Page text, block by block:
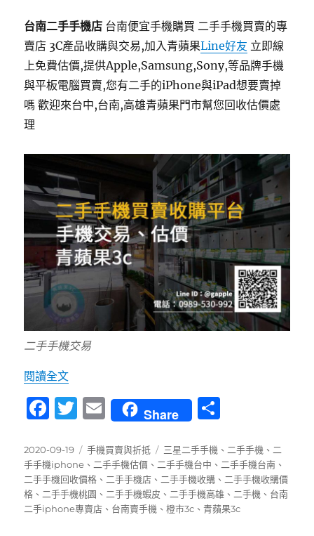
台南二手手機店 台南便宜手機購買 二手手機買賣的專
賣店 3C產品收購與交易,加入青蘋果Line好友 立即線
上免費估價,提供Apple,Samsung,Sony,等品牌手機
與平板電腦買賣,您有二手的iPhone與iPad想要賣掉
嗎 歡迎來台中,台南,高雄青蘋果門市幫您回收估價處
理
二手手機交易
閱讀全文〈台南哪裡有推薦賣手機的店?二手手機價格?收
F
c
e
b
o
T
it
te
r
E
m
ai
l
Share
發
佈
日
期:
2020-09-19
分
類
手機買賣與折抵
標
籤
三星二手手機 、 二手手機 、 二
手手機iphone 、 二手手機估價 、 二手手機台中 、 二手手機台南 、
二手手機回收價格 、 二手手機店 、 二手手機收購 、 二手手機收購價
格 、 二手手機桃園 、 二手手機蝦皮 、 二手手機高雄 、 二手機 、 台南
二手iphone專賣店 、 台南賣手機 、橙市3c 、青蘋果3c